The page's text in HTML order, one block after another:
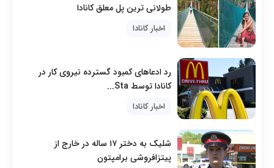
طولانی ترین پل معلق کانادا
اخبار کانادا
رد ادعاهای کمبود گسترده نیروی کار در
کانادا توسط Sta...
اخبار کانادا
شلیک به دختر ۱۷ ساله در خارج از
پیتزافروشی برامپتون